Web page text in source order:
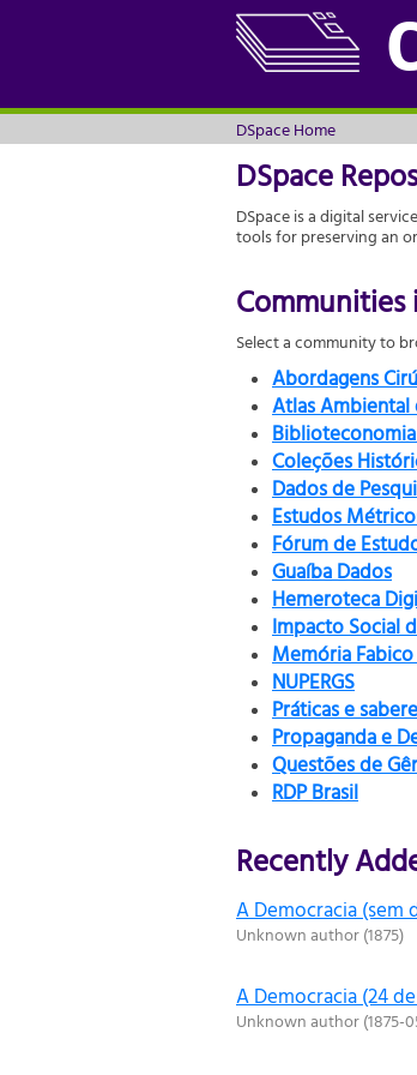
DSpace Home
DSpace Home
DSpace
DSpace is a digital
tools for preserving an
Communities
Select a community to
Abordagens
Atlas
Coleções
Dados de
Estudos
Fórum de
Guaíba Dados
Hemeroteca
Impacto Social
Memória
NUPERGS
Práticas e
Propaganda e
Questões de
RDP Brasil
Recently
A Democracia (sem
Unknown author(1875)
A Democracia (24
Unknown author(1875-